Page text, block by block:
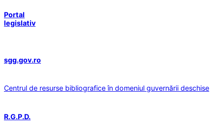
Portal
legislativ
sgg.gov.ro
Centrul de resurse bibliografice în domeniul guvernării deschise
R.G.P.D.